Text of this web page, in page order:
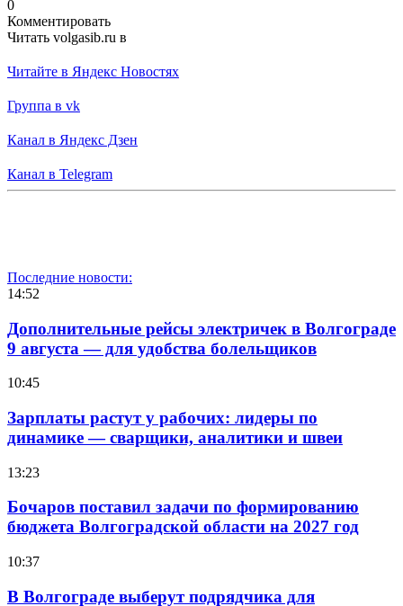
0
Комментировать
Читать volgasib.ru в
Читайте в Яндекс Новостях
Группа в vk
Канал в Яндекс Дзен
Канал в Telegram
Последние новости:
14:52
Дополнительные рейсы электричек в Волгограде
9 августа — для удобства болельщиков
10:45
Зарплаты растут у рабочих: лидеры по
динамике — сварщики, аналитики и швеи
13:23
Бочаров поставил задачи по формированию
бюджета Волгоградской области на 2027 год
10:37
В Волгограде выберут подрядчика для